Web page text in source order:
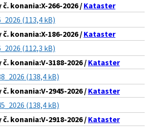
konania:X-266-2026 / Kataster
(113,4 kB)
konania:X-186-2026 / Kataster
(112,3 kB)
konania:V-3188-2026 / Kataster
(138,4 kB)
konania:V-2945-2026 / Kataster
(138,4 kB)
konania:V-2918-2026 / Kataster